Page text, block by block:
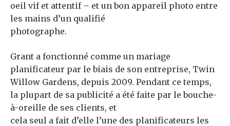
oeil vif et attentif – et un bon appareil photo entre
les mains d’un qualifié
photographe.
Grant a fonctionné comme un mariage
planificateur par le biais de son entreprise, Twin
Willow Gardens, depuis 2009. Pendant ce temps,
la plupart de sa publicité a été faite par le bouche-
à-oreille de ses clients, et
cela seul a fait d’elle l’une des planificateurs les